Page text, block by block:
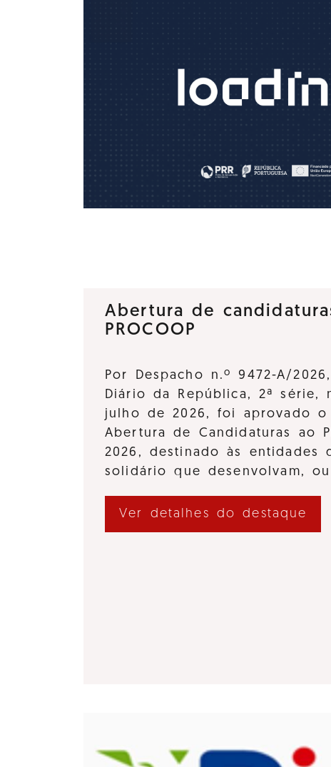
Abertura de
PROCOOP
Por Despacho n.º 9472-A/
Diário da República, 2ª série,
julho de 2026, foi aprovado o
Abertura de Candidaturas ao
2026, destinado às entidades
solidário que desenvolvam,
Ver detalhes do destaque